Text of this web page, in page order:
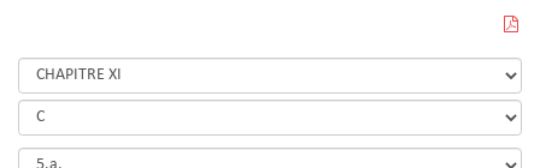
CETTE
PAGE
EN
PDF